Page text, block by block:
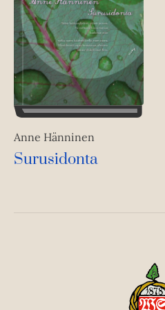
Anne Hänninen
Surusidonta